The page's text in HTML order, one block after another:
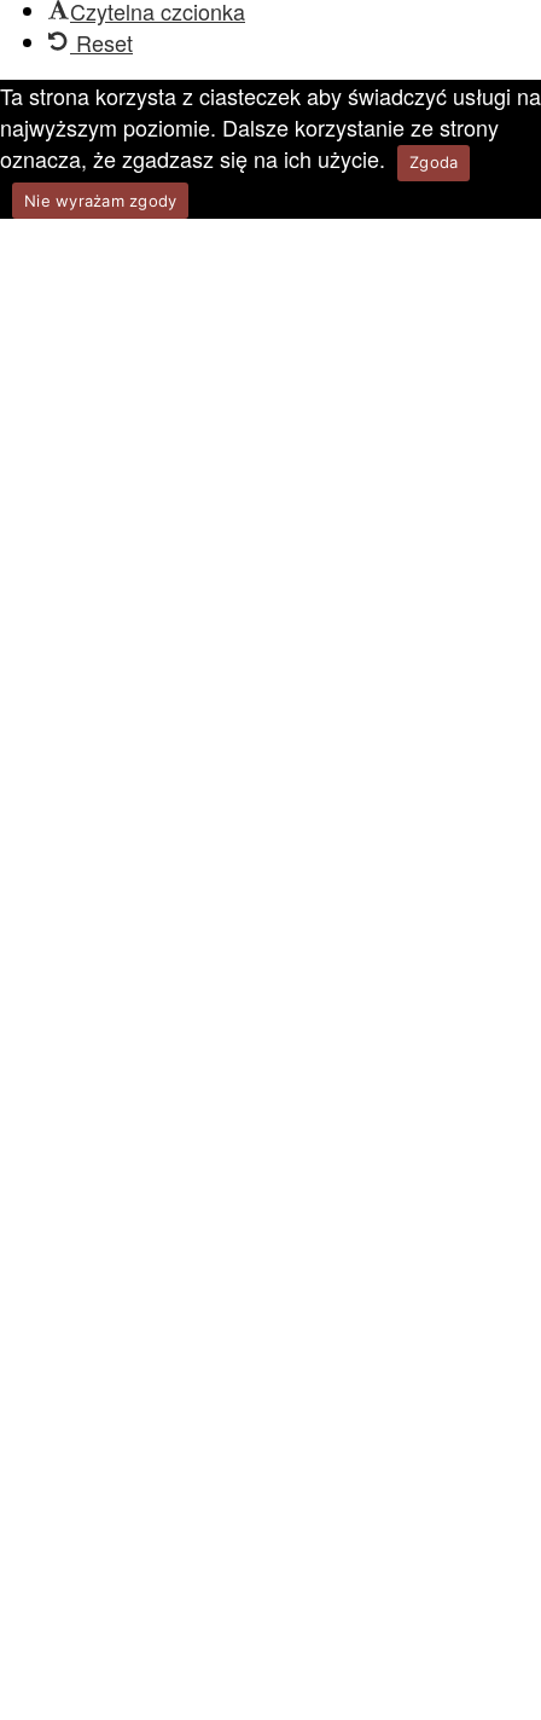
Czytelna czcionka
Reset
Ta strona korzysta z ciasteczek aby świadczyć usługi na
najwyższym poziomie. Dalsze korzystanie ze strony
oznacza, że zgadzasz się na ich użycie.
Zgoda
Nie wyrażam zgody